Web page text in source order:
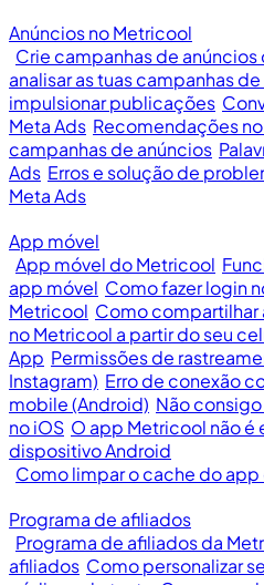
Anúncios no Metricool
Crie campanhas de
analisar as tuas campanhas
impulsionar publicações
Meta Ads Recomendações
campanhas de anúncios
Ads Erros e solução de
Meta Ads
App móvel
App móvel do Metricool
app móvel Como fazer login
Metricool Como compartilhar
no Metricool a partir do seu
App Permissões de
Instagram) Erro de conexão
mobile (Android) Não
no iOS O app Metricool não
dispositivo Android
Como limpar o cache do
Programa de afiliados
Programa de afiliados da
afiliados Como personalizar